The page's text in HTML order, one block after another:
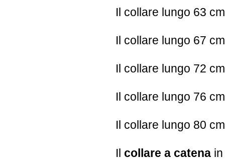
Il collare lungo 63
Il collare lungo 67
Il collare lungo 72
Il collare lungo 76
Il collare lungo 80
Il collare a catena